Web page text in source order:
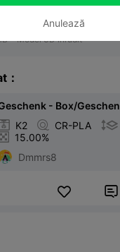
Model 3D înrudit
- Box/
 K2  CR-PLA 

15.00%
Dmmrs8

Anulează